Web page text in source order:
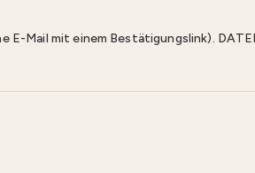
Mail mit einem Bestätigungslink).